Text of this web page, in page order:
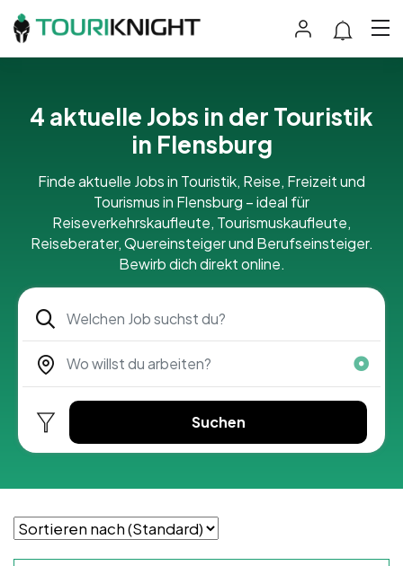
4 aktuelle Jobs in der Touristik
in Flensburg
Finde aktuelle Jobs in Touristik, Reise, Freizeit und
Tourismus in Flensburg – ideal für
Reiseverkehrskaufleute, Tourismuskaufleute,
Reiseberater, Quereinsteiger und Berufseinsteiger.
Bewirb dich direkt online.
Suchen